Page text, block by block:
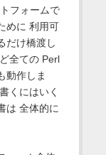
フォームで
めに 利用可
だけ橋渡し
全ての Perl
動作しま
くにはいく
は 全体的に